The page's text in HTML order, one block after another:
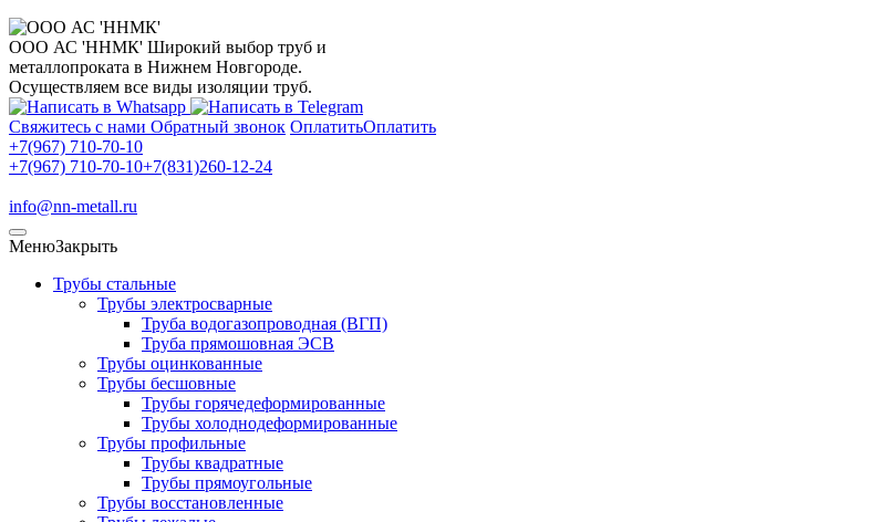
ООО АС 'ННМК' Широкий выбор труб и
металлопроката в Нижнем Новгороде.
Осуществляем все виды изоляции труб.
Свяжитесь с нами Обратный звонок ОплатитьОплатить
+7(967) 710-70-10
+7(967) 710-70-10+7(831)260-12-24
info@nn-metall.ru
МенюЗакрыть
Трубы стальные
Трубы электросварные
Труба водогазопроводная (ВГП)
Труба прямошовная ЭСВ
Трубы оцинкованные
Трубы бесшовные
Трубы горячедеформированные
Трубы холоднодеформированные
Трубы профильные
Трубы квадратные
Трубы прямоугольные
Трубы восстановленные